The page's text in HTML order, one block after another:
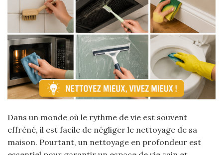
Dans un monde où le rythme de vie est souvent
effréné, il est facile de négliger le nettoyage de sa
maison. Pourtant, un nettoyage en profondeur est